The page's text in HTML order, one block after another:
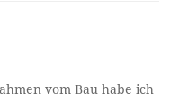
vom Bau habe ich